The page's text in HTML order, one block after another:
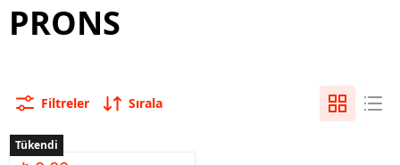
PRONS
Filtreler Sırala
Tükendi